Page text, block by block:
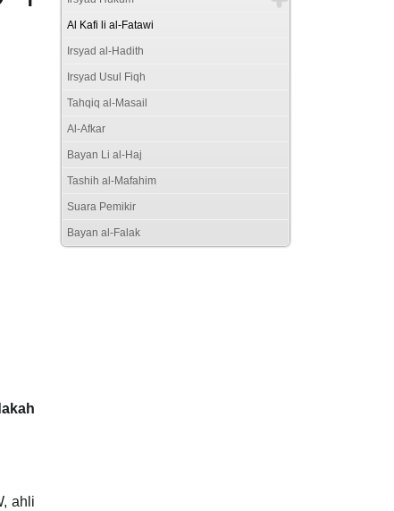
ahli
Al Kafi li al-Fatawi
Irsyad al-Hadith
Irsyad Usul Fiqh
Tahqiq al-Masail
Al-Afkar
Bayan Li al-Haj
Tashih al-Mafahim
Suara Pemikir
Bayan al-Falak